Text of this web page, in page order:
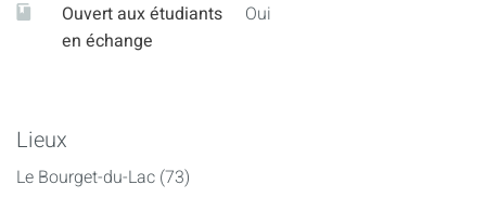
Ouvert aux étudiants
en échange
Oui
Lieux
Le Bourget-du-Lac (73)